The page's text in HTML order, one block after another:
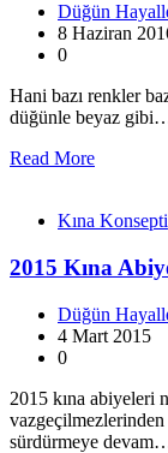
Düğün
8 Haziran
0
Hani bazı renkler
düğünle beyaz
Read More
Kına Konsepti
2015 Kına
Düğün
4 Mart 2015
0
2015 kına abiyeleri
vazgeçilmezlerinden
sürdürmeye